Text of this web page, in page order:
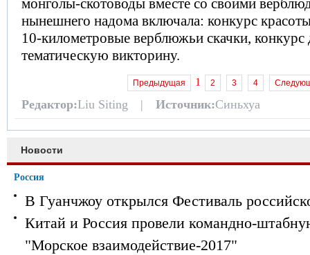
монголы-скотоводы вместе со своими
нынешнего надома включала: конкурс
10-километровые верблюжьи скачки,
тематическую викторину.
Предыдущая 1 2 3 4
Редактор:Liu Siting | Источник:Синьхуа
Новости
Россия
В Гуанчжоу открылся Фестиваль
Китай и Россия провели командно-
"Морское взаимодействие-2017"